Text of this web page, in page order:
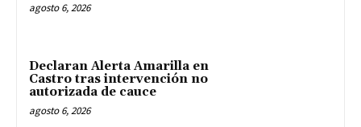
agosto 6, 2026
Declaran Alerta Amarilla en
Castro tras intervención no
autorizada de cauce
agosto 6, 2026